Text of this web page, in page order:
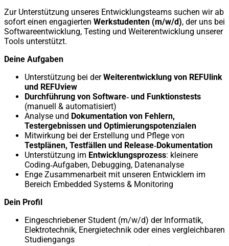
Zur Unterstützung unseres Entwicklungsteams suchen wir ab
sofort einen engagierten Werkstudenten (m/w/d), der uns bei
Softwareentwicklung, Testing und Weiterentwicklung unserer
Tools unterstützt.
Deine Aufgaben
Unterstützung bei derWeiterentwicklung von REFUlink
und REFUview
Durchführung von Software‑ und Funktionstests
(manuell & automatisiert)
Analyse und Dokumentation von Fehlern,
Testergebnissen und Optimierungspotenzialen
Mitwirkung bei der Erstellung und Pflege von
Testplänen, Testfällen und Release‑Dokumentation
Unterstützung im Entwicklungsprozess: kleinere
Coding‑Aufgaben, Debugging, Datenanalyse
Enge Zusammenarbeit mit unseren Entwicklern im
Bereich Embedded Systems & Monitoring
Dein Profil
Eingeschriebener Student (m/w/d) der Informatik,
Elektrotechnik, Energietechnik oder eines vergleichbaren
Studiengangs